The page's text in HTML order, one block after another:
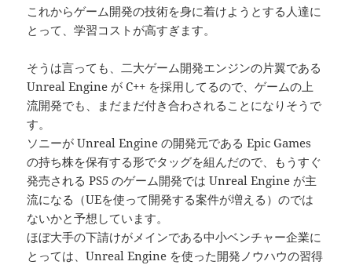
これからゲーム開発の技術を身に着けようとする人達に
とって、学習コストが高すぎます。
そうは言っても、二大ゲーム開発エンジンの片翼である
Unreal Engine が C++ を採用してるので、ゲームの上
流開発でも、まだまだ付き合わされることになりそうで
す。
ソニーが Unreal Engine の開発元である Epic Games
の持ち株を保有する形でタッグを組んだので、もうすぐ
発売される PS5 のゲーム開発では Unreal Engine が主
流になる（UEを使って開発する案件が増える）のでは
ないかと予想しています。
ほぼ大手の下請けがメインである中小ベンチャー企業に
とっては、Unreal Engine を使った開発ノウハウの習得